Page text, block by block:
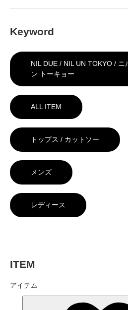
Keyword
NIL DUE / NIL UN TOKYO / ニ
ン トーキョー
ALL ITEM
トップス / カットソー
メンズ
レディース
ITEM
アイテム